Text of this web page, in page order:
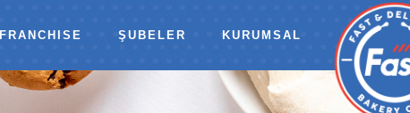
FRANCHISE ŞUBELER KURUMSAL